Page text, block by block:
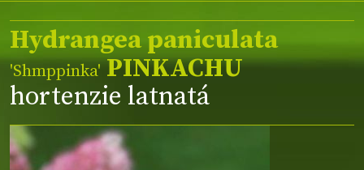
Hydrangea paniculata
'Shmppinka'PINKACHU
hortenzie latnatá